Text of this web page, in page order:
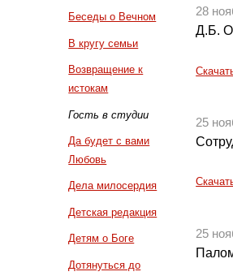
Беседы о Вечном
В кругу семьи
Возвращение к
истокам
Гость в студии
Да будет с вами
Любовь
Дела милосердия
Детская редакция
Детям о Боге
Дотянуться до
28
Д.Б.
25
25